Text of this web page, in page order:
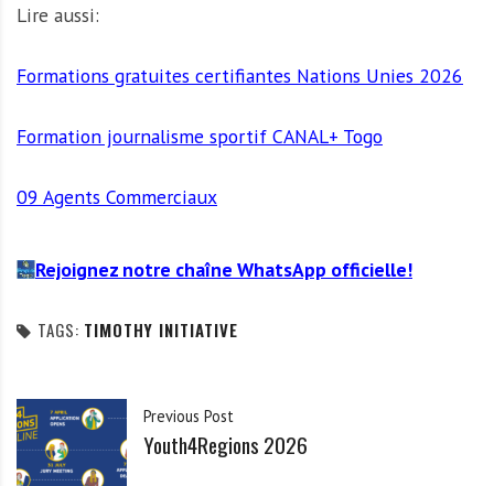
Lire aussi:
Formations gratuites certifiantes Nations Unies 2026
Formation journalisme sportif CANAL+ Togo
09 Agents Commerciaux
Rejoignez notre chaîne WhatsApp officielle!
TAGS: TIMOTHY INITIATIVE
Previous Post
Youth4Regions 2026